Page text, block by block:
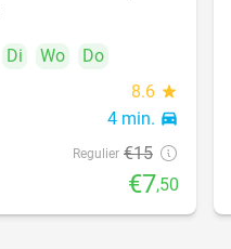
Di Wo
Do
8.6 star
4 min. directions_car
Regulier €15
€7,50